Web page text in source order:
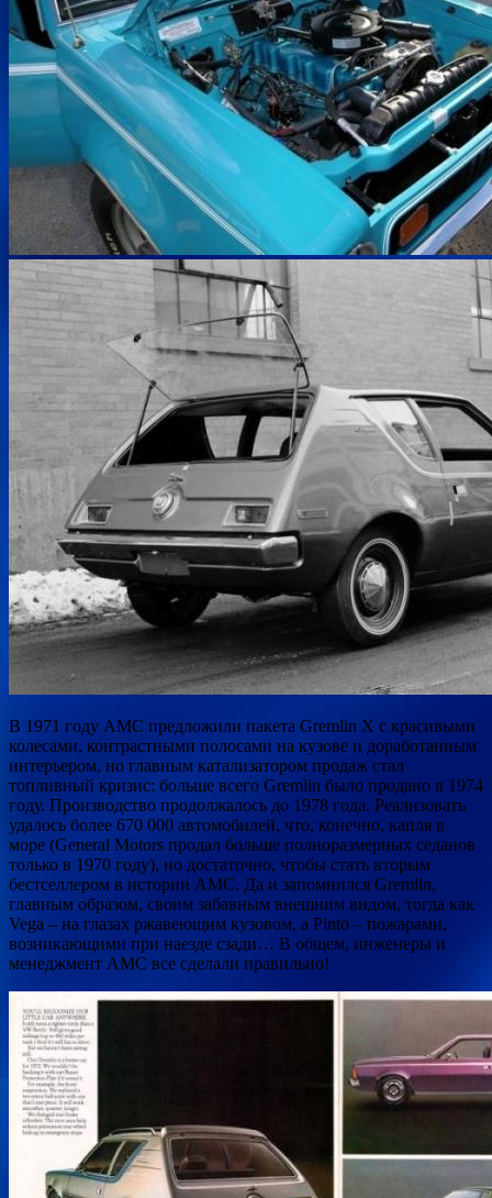
В 1971 году AMC предложили пакета Gremlin X с красивыми
колесами, контрастными полосами на кузове и доработанным
интерьером, но главным катализатором продаж стал
топливный кризис: больше всего Gremlin было продано в 1974
году. Производство продолжалось до 1978 года. Реализовать
удалось более 670 000 автомобилей, что, конечно, капля в
море (General Motors продал больше полноразмерных седанов
только в 1970 году), но достаточно, чтобы стать вторым
бестселлером в истории AMC. Да и запомнился Gremlin,
главным образом, своим забавным внешним видом, тогда как
Vega – на глазах ржавеющим кузовом, а Pinto – пожарами,
возникающими при наезде сзади… В общем, инженеры и
менеджмент AMC все сделали правильно!